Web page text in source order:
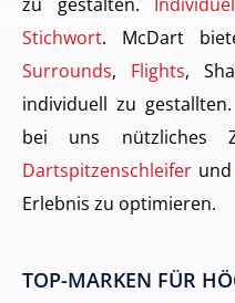
Stichwort. McDart
Surrounds, Flights,
individuell zu
bei uns nützliches
Dartspitzenschleifer und
Erlebnis zu optimieren.
TOP-MARKEN FÜR